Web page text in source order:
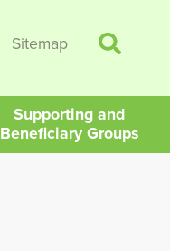
Sitemap
Supporting and
Beneficiary Groups